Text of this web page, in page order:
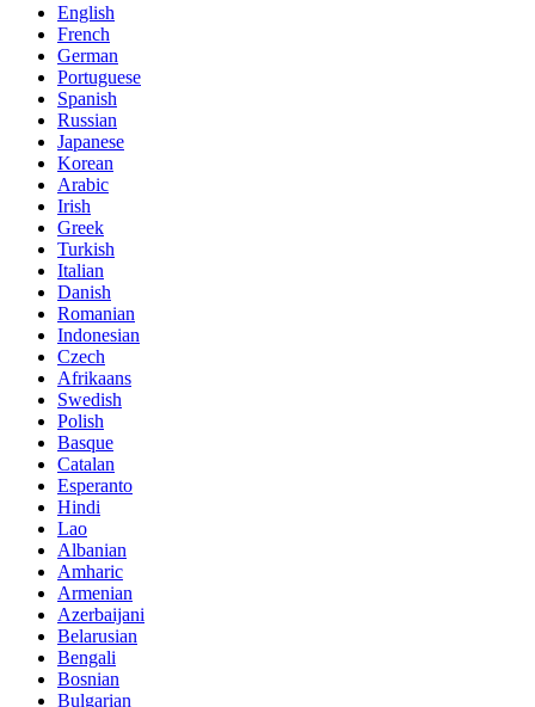
English
French
German
Portuguese
Spanish
Russian
Japanese
Korean
Arabic
Irish
Greek
Turkish
Italian
Danish
Romanian
Indonesian
Czech
Afrikaans
Swedish
Polish
Basque
Catalan
Esperanto
Hindi
Lao
Albanian
Amharic
Armenian
Azerbaijani
Belarusian
Bengali
Bosnian
Bulgarian